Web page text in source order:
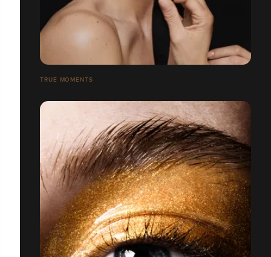
TRUE MOMENTS